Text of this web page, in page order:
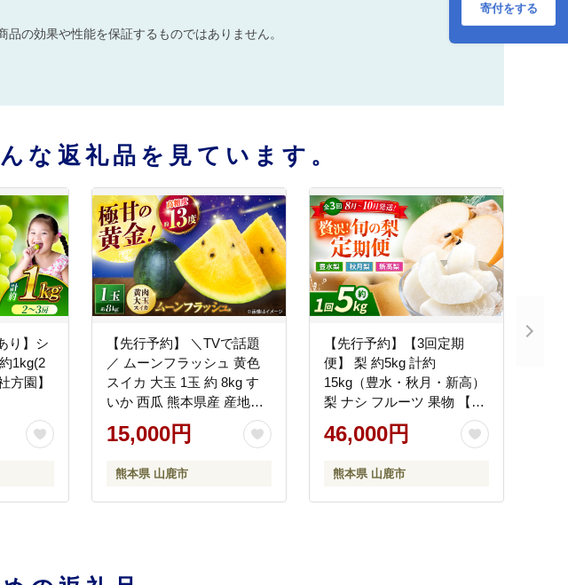
寄付をする
の効果や性能を保証するものではありません。
な返礼品を見ています。
り】シ
1kg(2
方園】
【先行予約】 ＼TVで話題
／ ムーンフラッシュ 黄色
スイカ 大玉 1玉 約 8kg す
いか 西瓜 熊本県産 産地直
送 農家直送 熊本 くまもと
山鹿 【きもと農園】
15,000円
熊本県 山鹿市
【先行予約】【3回定期
便】 梨 約5kg 計約
15kg（豊水・秋月・新高）
梨 ナシ フルーツ 果物 【日
本フルーツ株式会社】
[ZFJ024]
46,000円
熊本県 山鹿市